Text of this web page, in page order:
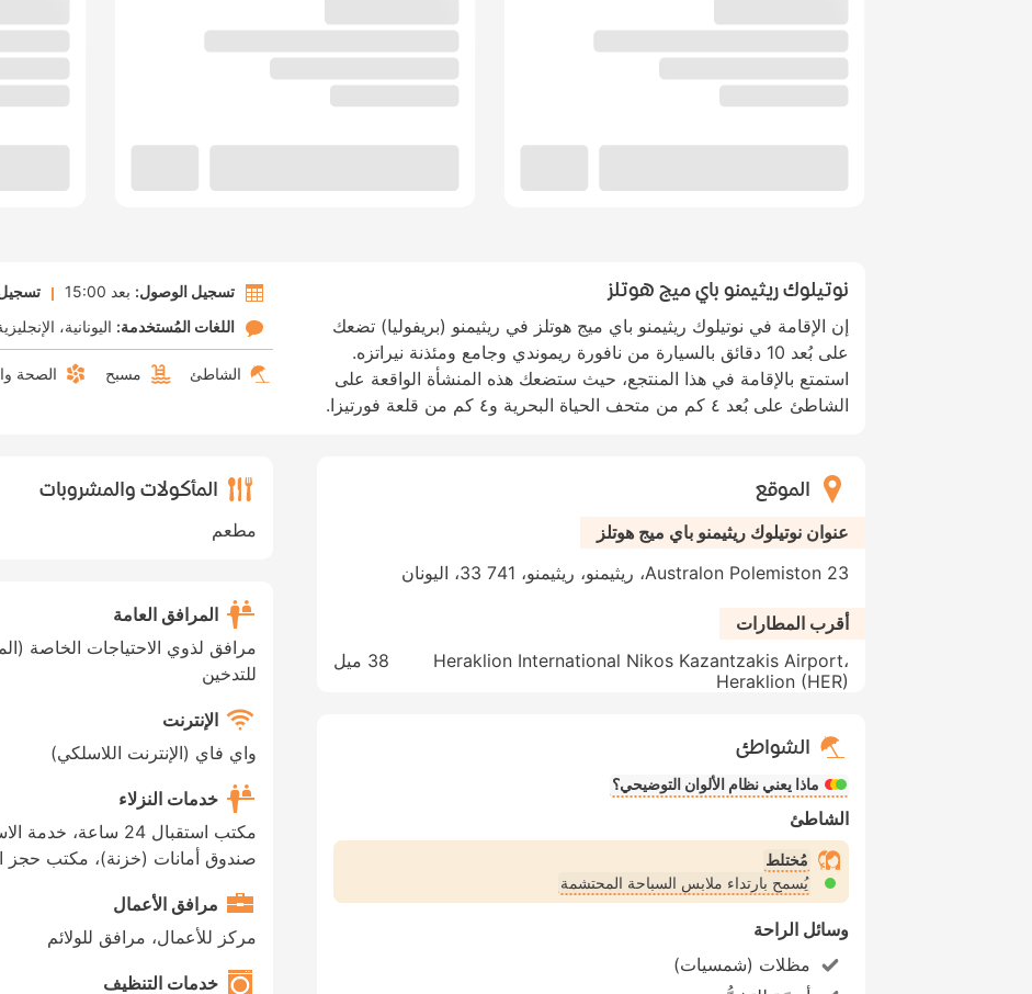
نوتيلوك ريثيمنو باي ميج هوتلز
إن الإقامة في نوتيلوك ريثيمنو باي ميج هوتلز في ريثيمنو (بريفوليا) تضعك
على بُعد 10 دقائق بالسيارة من نافورة ريموندي وجامع ومئذنة نيراتزه.
استمتع بالإقامة في هذا المنتجع، حيث ستضعك هذه المنشأة الواقعة على
الشاطئ على بُعد ٤ كم من متحف الحياة البحرية و٤ كم من قلعة فورتيزا.
تسجيل الوصول: بعد 15:00 تسجيل
اللغات المُستخدمة: اليونانية
الشاطئ مسبح الصحة
الموقع
عنوان نوتيلوك ريثيمنو باي ميج هوتلز
Australon Polemiston 23، ريثيمنو، ريثيمنو، 741 33، اليونان
أقرب المطارات
Heraklion International Nikos Kazantzakis Airport،
Heraklion (HER)
38 ميل
الشواطئ
ماذا يعني نظام الألوان التوضيحي؟
الشاطئ
مُختلط
يُسمح بارتداء ملابس السباحة المحتشمة
وسائل الراحة
مظلات (شمسيات)
المأكولات والمشروبات
مطعم
المرافق العامة
مرافق لذوي الاحتياجات الخاصة
للتدخين
الإنترنت
واي فاي (الإنترنت اللاسلكي)
خدمات النزلاء
مكتب استقبال 24
صندوق أمانات (خزنة)، مكتب حجز
مرافق الأعمال
مركز للأعمال، مرافق للولائم
خدمات التنظيف